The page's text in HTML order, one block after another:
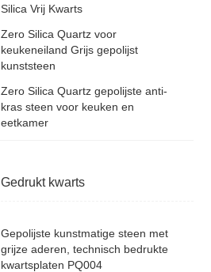
Silica Vrij Kwarts
Zero Silica Quartz voor
keukeneiland Grijs gepolijst
kunststeen
Zero Silica Quartz gepolijste anti-
kras steen voor keuken en
eetkamer
Gedrukt kwarts
Gepolijste kunstmatige steen met
grijze aderen, technisch bedrukte
kwartsplaten PQ004